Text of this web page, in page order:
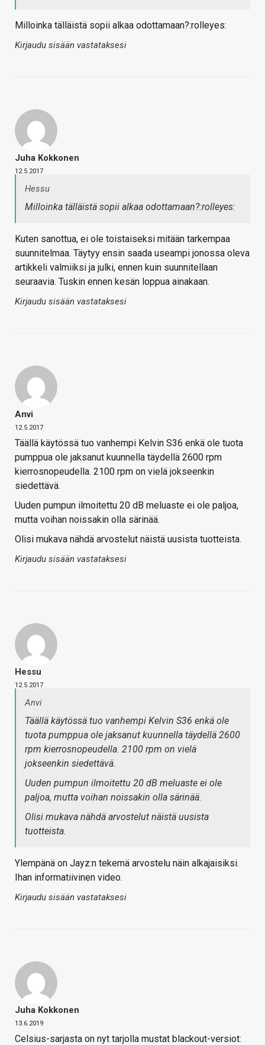
Milloinka tälläistä sopii alkaa odottamaan?:rolleyes:
Kirjaudu sisään vastataksesi
Juha Kokkonen
12.5.2017
Hessu
Milloinka tälläistä sopii alkaa odottamaan?:rolleyes:
Kuten sanottua, ei ole toistaiseksi mitään tarkempaa
suunnitelmaa. Täytyy ensin saada useampi jonossa oleva
artikkeli valmiiksi ja julki, ennen kuin suunnitellaan
seuraavia. Tuskin ennen kesän loppua ainakaan.
Kirjaudu sisään vastataksesi
Anvi
12.5.2017
Täällä käytössä tuo vanhempi Kelvin S36 enkä ole tuota
pumppua ole jaksanut kuunnella täydellä 2600 rpm
kierrosnopeudella. 2100 rpm on vielä jokseenkin
siedettävä.
Uuden pumpun ilmoitettu 20 dB meluaste ei ole paljoa,
mutta voihan noissakin olla särinää.
Olisi mukava nähdä arvostelut näistä uusista tuotteista.
Kirjaudu sisään vastataksesi
Hessu
12.5.2017
Anvi
Täällä käytössä tuo vanhempi Kelvin S36 enkä ole
tuota pumppua ole jaksanut kuunnella täydellä 2600
rpm kierrosnopeudella. 2100 rpm on vielä
jokseenkin siedettävä.
Uuden pumpun ilmoitettu 20 dB meluaste ei ole
paljoa, mutta voihan noissakin olla särinää.
Olisi mukava nähdä arvostelut näistä uusista
tuotteista.
Ylempänä on Jayz:n tekemä arvostelu näin alkajaisiksi.
Ihan informatiivinen video.
Kirjaudu sisään vastataksesi
Juha Kokkonen
13.6.2019
Celsius-sarjasta on nyt tarjolla mustat blackout-versiot: